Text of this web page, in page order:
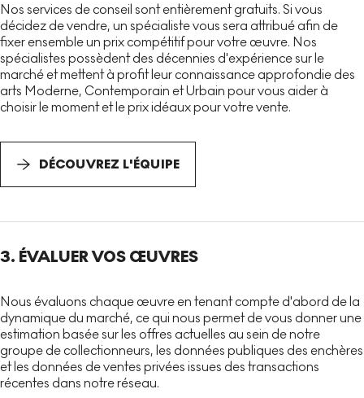
Nos services de conseil sont entièrement gratuits. Si vous
décidez de vendre, un spécialiste vous sera attribué afin de
fixer ensemble un prix compétitif pour votre œuvre. Nos
spécialistes possèdent des décennies d'expérience sur le
marché et mettent à profit leur connaissance approfondie des
arts Moderne, Contemporain et Urbain pour vous aider à
choisir le moment et le prix idéaux pour votre vente.
DÉCOUVREZ L'ÉQUIPE
3. ÉVALUER VOS ŒUVRES
Nous évaluons chaque œuvre en tenant compte d'abord de la
dynamique du marché, ce qui nous permet de vous donner une
estimation basée sur les offres actuelles au sein de notre
groupe de collectionneurs, les données publiques des enchères
et les données de ventes privées issues des transactions
récentes dans notre réseau.